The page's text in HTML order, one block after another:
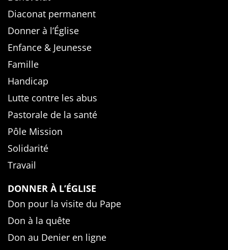
Diaconat permanent
Donner à l’Église
Enfance & Jeunesse
Famille
Handicap
Lutte contre les abus
Pastorale de la santé
Pôle Mission
Solidarité
Travail
DONNER À L’ÉGLISE
Don pour la visite du Pape
Don à la quête
Don au Denier en ligne